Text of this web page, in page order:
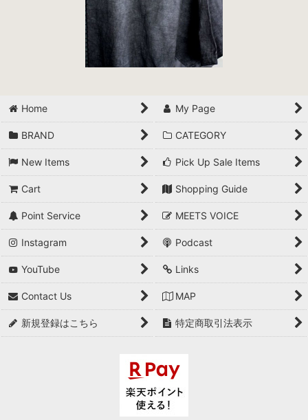
Home My Page
BRAND CATEGORY
New Items Pick Up Sale Items
Cart Shopping Guide
Point Service MEETS VOICE
Instagram Podcast
YouTube Links
Contact Us MAP
新規登録はこちら 特定商取引法表示